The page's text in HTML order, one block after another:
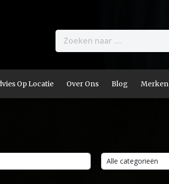
Op Locatie Over Ons Blog Merken